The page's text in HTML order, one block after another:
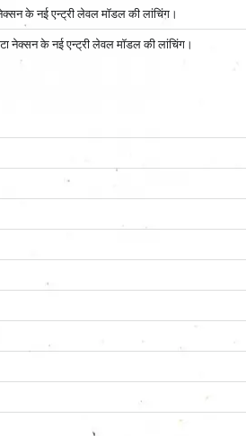
नेक्सन के नई एन्ट्री लेवल मॉडल की लांचिंग।
नेक्सन के नई एन्ट्री लेवल मॉडल की लांचिंग।